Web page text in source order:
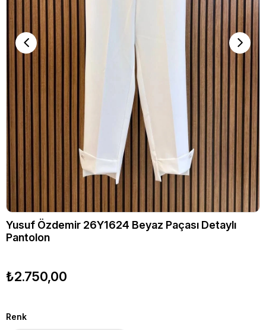
Yusuf Özdemir 26Y1624 Beyaz Paçası Detaylı
Pantolon
₺2.750,00
Renk